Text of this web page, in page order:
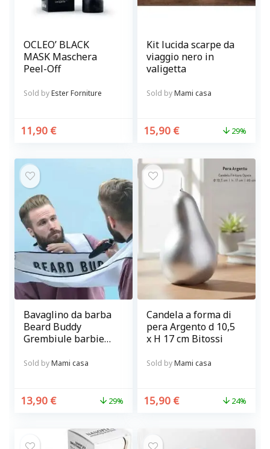
OCLEO’ BLACK
MASK Maschera
Peel-Off
Sold byEster Forniture
11,90 €
Kit lucida scarpe da
viaggio nero in
valigetta
Sold byMami casa
15,90 € 29%
Bavaglino da barba
Beard Buddy
Grembiule barbiere
curare la barba
Sold byMami casa
13,90 € 29%
Candela a forma di
pera Argento d 10,5
x H 17 cm Bitossi
Sold byMami casa
15,90 € 24%